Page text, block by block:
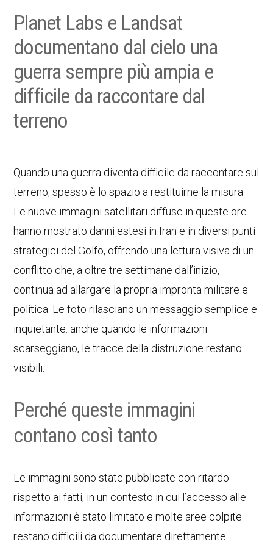
Planet Labs e Landsat
documentano dal cielo una
guerra sempre più ampia e
difficile da raccontare dal
terreno
Quando una guerra diventa difficile da raccontare sul
terreno, spesso è lo spazio a restituirne la misura.
Le nuove immagini satellitari diffuse in queste ore
hanno mostrato danni estesi in Iran e in diversi punti
strategici del Golfo, offrendo una lettura visiva di un
conflitto che, a oltre tre settimane dall’inizio,
continua ad allargare la propria impronta militare e
politica. Le foto rilasciano un messaggio semplice e
inquietante: anche quando le informazioni
scarseggiano, le tracce della distruzione restano
visibili.
Perché queste immagini
contano così tanto
Le immagini sono state pubblicate con ritardo
rispetto ai fatti, in un contesto in cui l’accesso alle
informazioni è stato limitato e molte aree colpite
restano difficili da documentare direttamente.